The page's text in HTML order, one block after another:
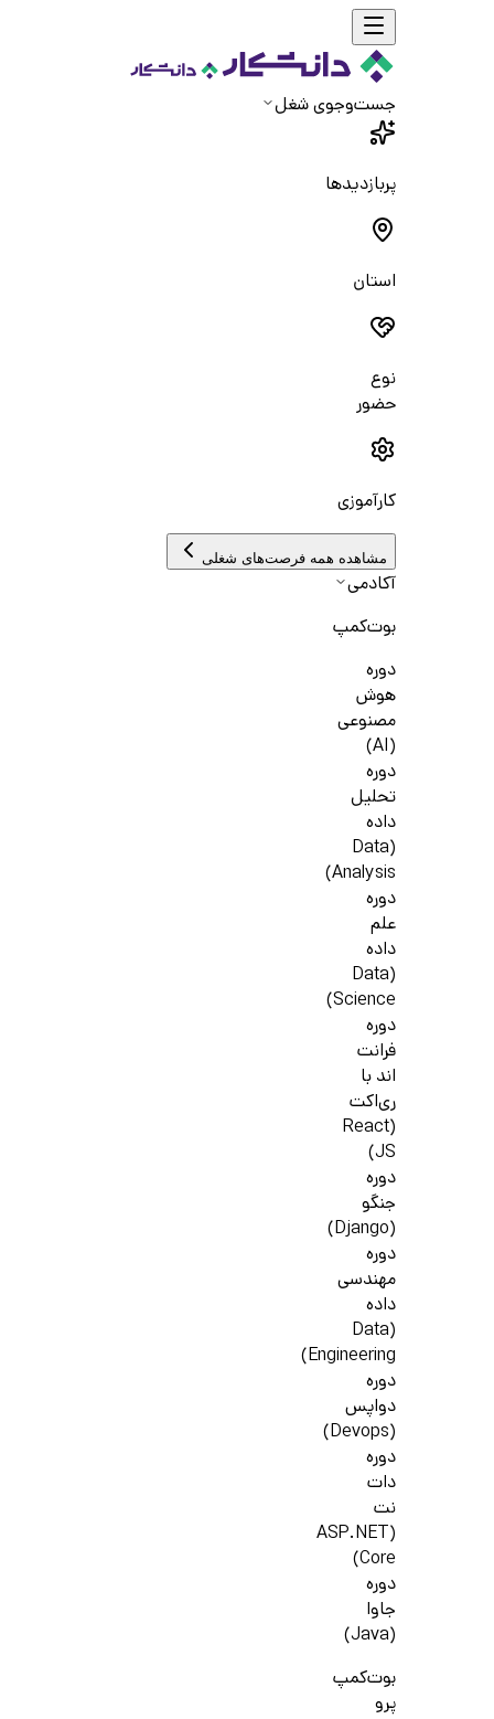
جست‌و‌جوی شغل
پربازدیدها
استان
نوع
حضور
کارآموزی
مشاهده همه فرصت‌های شغلی
آکادمی
بوت‌کمپ
دوره
هوش
مصنوعی
(AI)
دوره
تحلیل
داده
(Data
Analysis)
دوره
علم
داده
(Data
Science)
دوره
فرانت
اند با
ری‌اکت
(React
JS)
دوره
جنگو
(Django)
دوره
مهندسی
داده
(Data
Engineering)
دوره
دواپس
(Devops)
دوره
دات
نت
(ASP.NET
Core)
دوره
جاوا
(Java)
بوت‌کمپ
پرو